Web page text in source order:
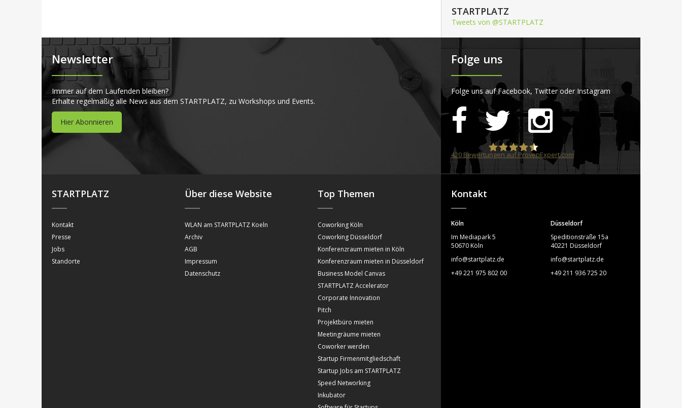
STARTPLATZ
Tweets von @STARTPLATZ
Newsletter
Immer auf dem Laufenden bleiben?
Erhalte regelmäßig alle News aus dem STARTPLATZ, zu Workshops und Events.
Hier Abonnieren
Folge uns
Folge uns auf Facebook, Twitter oder Instagram
STARTPLATZ
420Bewertungen auf ProvenExpert.com
STARTPLATZ
Kontakt
Presse
Jobs
Standorte
Über diese Website
WLAN am STARTPLATZ Koeln
Archiv
AGB
Impressum
Datenschutz
Top Themen
Coworking Köln
Coworking Düsseldorf
Konferenzraum mieten in Köln
Konferenzraum mieten in Düsseldorf
Business Model Canvas
STARTPLATZ Accelerator
Corporate Innovation
Pitch
Projektbüro mieten
Meetingräume mieten
Coworker werden
Startup Firmenmitgliedschaft
Startup Jobs am STARTPLATZ
Speed Networking
Inkubator
Kontakt
Köln
Im Mediapark 5
50670 Köln
info@startplatz.de
+49 221 975 802 00
Düsseldorf
Speditionstraße 15a
40221 Düsseldorf
info@startplatz.de
+49 211 936 725 20